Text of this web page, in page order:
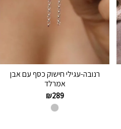
רנובה-עגילי חישוק כסף עם אבן
אמרלד
₪289